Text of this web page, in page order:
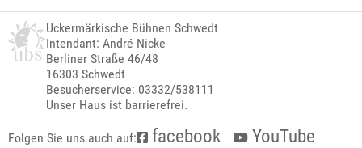
Uckermärkische Bühnen Schwedt
Intendant: André Nicke
Berliner Straße 46/48
16303 Schwedt
Besucherservice: 03332/538111
Unser Haus ist barrierefrei.
Folgen Sie uns auch auf: facebook
YouTube